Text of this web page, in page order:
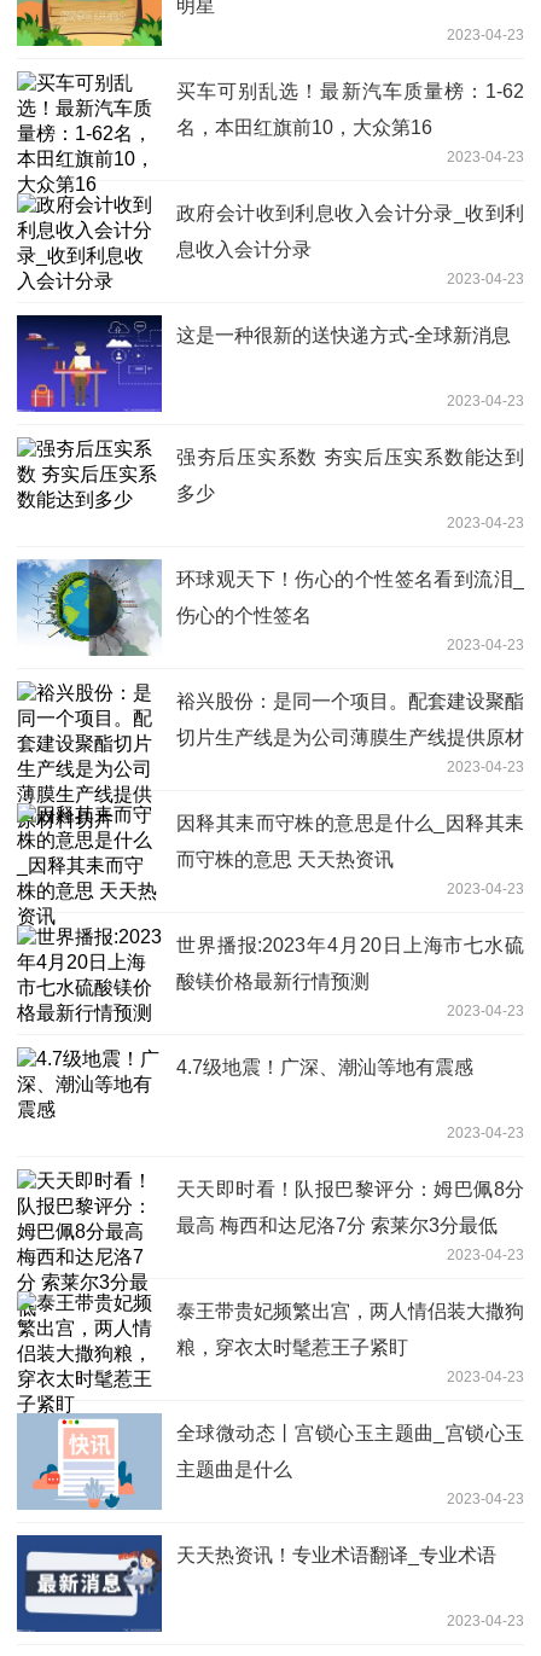
明星
2023-04-23
买车可别乱选！最新汽车质量榜：1-62
名，本田红旗前10，大众第16
2023-04-23
政府会计收到利息收入会计分录_收到利
息收入会计分录
2023-04-23
这是一种很新的送快递方式-全球新消息
2023-04-23
强夯后压实系数 夯实后压实系数能达到
多少
2023-04-23
环球观天下！伤心的个性签名看到流泪_
伤心的个性签名
2023-04-23
裕兴股份：是同一个项目。配套建设聚酯
切片生产线是为公司薄膜生产线提供原材
2023-04-23
因释其耒而守株的意思是什么_因释其耒
而守株的意思 天天热资讯
2023-04-23
世界播报:2023年4月20日上海市七水硫
酸镁价格最新行情预测
2023-04-23
4.7级地震！广深、潮汕等地有震感
2023-04-23
天天即时看！队报巴黎评分：姆巴佩8分
最高 梅西和达尼洛7分 索莱尔3分最低
2023-04-23
泰王带贵妃频繁出宫，两人情侣装大撒狗
粮，穿衣太时髦惹王子紧盯
2023-04-23
全球微动态丨宫锁心玉主题曲_宫锁心玉
主题曲是什么
2023-04-23
天天热资讯！专业术语翻译_专业术语
2023-04-23